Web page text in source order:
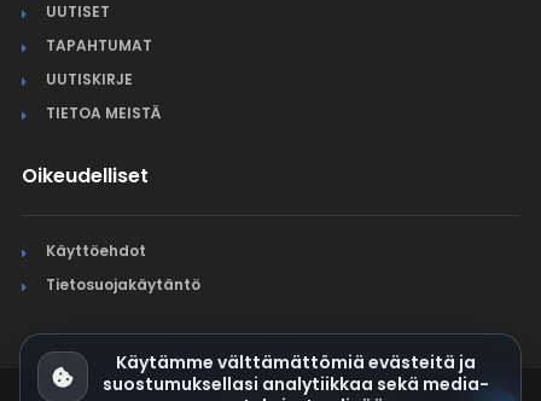
UUTISET
TAPAHTUMAT
UUTISKIRJE
TIETOA MEISTÄ
Oikeudelliset
Käyttöehdot
Tietosuojakäytäntö
Käytämme välttämättömiä evästeitä ja
suostumuksellasi analytiikkaa sekä media-